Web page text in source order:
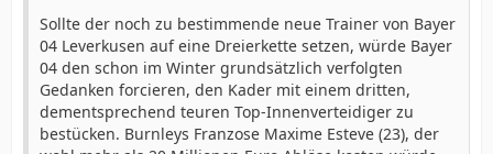
Sollte der noch zu bestimmende neue Trainer von Bayer
04 Leverkusen auf eine Dreierkette setzen, würde Bayer
04 den schon im Winter grundsätzlich verfolgten
Gedanken forcieren, den Kader mit einem dritten,
dementsprechend teuren Top-Innenverteidiger zu
bestücken. Burnleys Franzose Maxime Esteve (23), der